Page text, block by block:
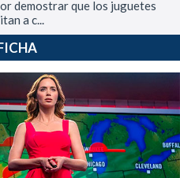
demostrar que los juguetes
a c...